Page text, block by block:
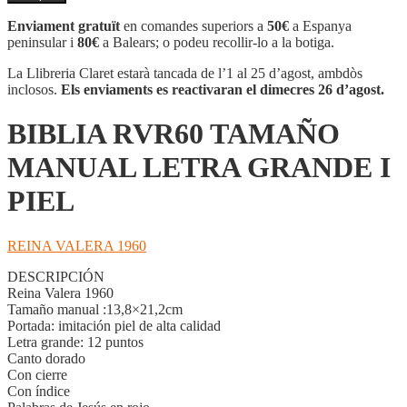
BIBLIA
RVR60
TAMAÑO
MANUAL
LETRA
GRANDE
Enviament gratuït en comandes superiors a 50€ a Espanya
peninsular i 80€ a Balears; o podeu recollir-lo a la botiga.
La Llibreria Claret estarà tancada de l’1 al 25 d’agost, ambdòs
inclosos. Els enviaments es reactivaran el dimecres 26 d’agost.
BIBLIA RVR60 TAMAÑO
MANUAL LETRA GRANDE I
PIEL
REINA VALERA 1960
DESCRIPCIÓN
Reina Valera 1960
Tamaño manual :13,8×21,2cm
Portada: imitación piel de alta calidad
Letra grande: 12 puntos
Canto dorado
Con cierre
Con índice